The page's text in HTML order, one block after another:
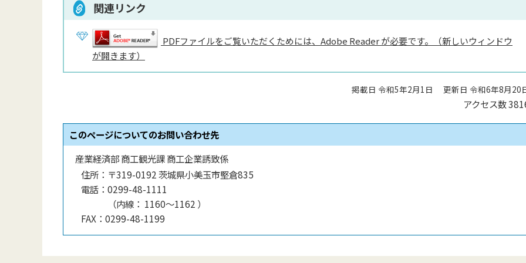
関連リンク
PDFファイルをご覧いただくためには、Adobe Reader が必要です。（新しいウィンドウ
が開きます）
掲載日 令和5年2月1日 更新日 令和6年8月20
アクセス数
このページについてのお問い合わせ先
産業経済部 商工観光課 商工企業誘致係
住所： 〒319-0192 茨城県小美玉市堅倉835
電話： 0299-48-1111
（内線 ： 1160〜1162 ）
FAX： 0299-48-1199